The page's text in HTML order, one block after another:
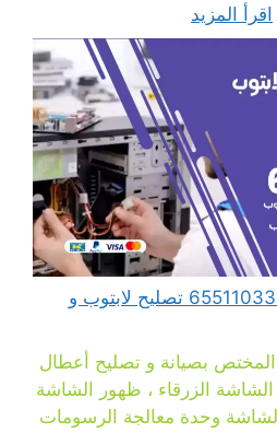
اقرأ المزيد
مهندس كمبيوتر صبحان 65511033 تصليح لابتوب و
بصيانة و تصليح أعطال
الزرقاء ، ظهور الشاشة
وحدة معالجة الرسومات